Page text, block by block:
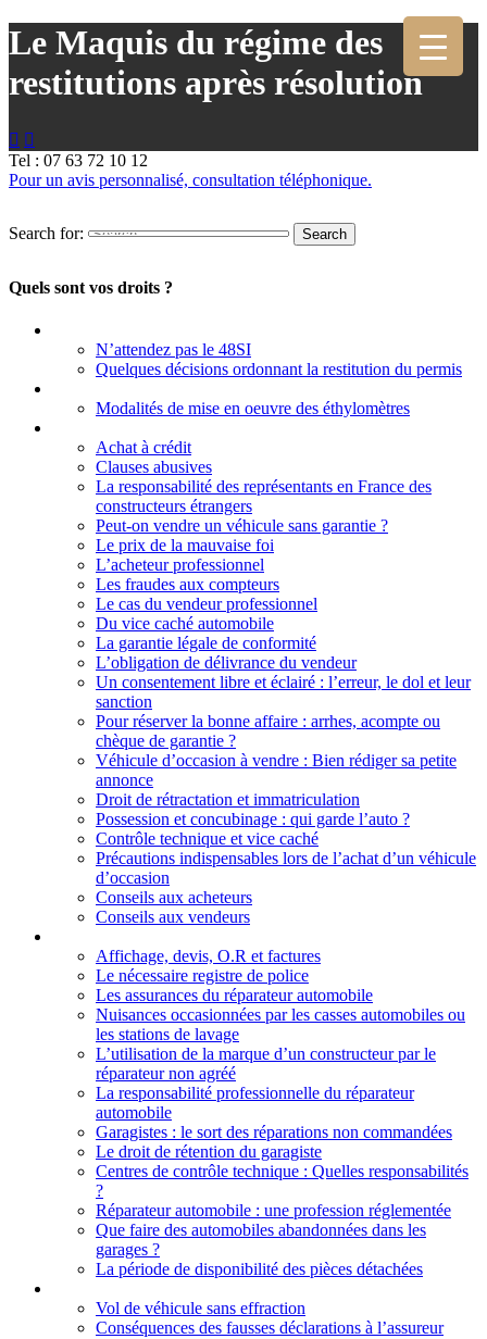
Le Maquis du régime des
restitutions après résolution
 
Tel : 07 63 72 10 12
Pour un avis personnalisé, consultation téléphonique.
Search for:
Quels sont vos droits ?
N’attendez pas le 48SI
Quelques décisions ordonnant la restitution du permis
Modalités de mise en oeuvre des éthylomètres
Achat à crédit
Clauses abusives
La responsabilité des représentants en France des
constructeurs étrangers
Peut-on vendre un véhicule sans garantie ?
Le prix de la mauvaise foi
L’acheteur professionnel
Les fraudes aux compteurs
Le cas du vendeur professionnel
Du vice caché automobile
La garantie légale de conformité
L’obligation de délivrance du vendeur
Un consentement libre et éclairé : l’erreur, le dol et leur
sanction
Pour réserver la bonne affaire : arrhes, acompte ou
chèque de garantie ?
Véhicule d’occasion à vendre : Bien rédiger sa petite
annonce
Droit de rétractation et immatriculation
Possession et concubinage : qui garde l’auto ?
Contrôle technique et vice caché
Précautions indispensables lors de l’achat d’un véhicule
d’occasion
Conseils aux acheteurs
Conseils aux vendeurs
Affichage, devis, O.R et factures
Le nécessaire registre de police
Les assurances du réparateur automobile
Nuisances occasionnées par les casses automobiles ou
les stations de lavage
L’utilisation de la marque d’un constructeur par le
réparateur non agréé
La responsabilité professionnelle du réparateur
automobile
Garagistes : le sort des réparations non commandées
Le droit de rétention du garagiste
Centres de contrôle technique : Quelles responsabilités
?
Réparateur automobile : une profession réglementée
Que faire des automobiles abandonnées dans les
garages ?
La période de disponibilité des pièces détachées
Vol de véhicule sans effraction
Conséquences des fausses déclarations à l’assureur